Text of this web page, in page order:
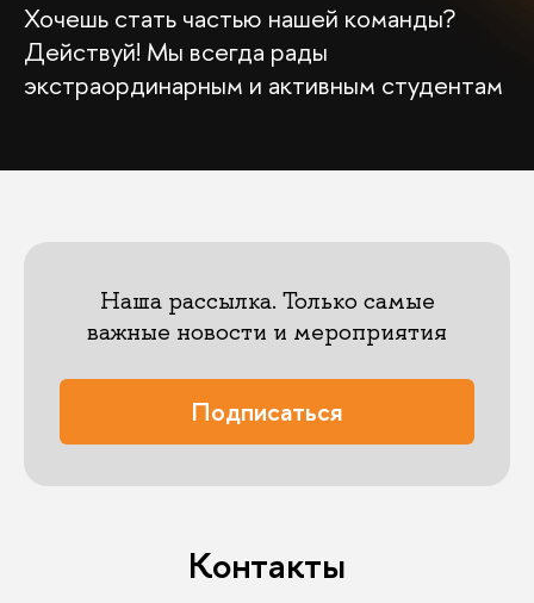
Хочешь стать частью нашей команды?
Действуй! Мы всегда рады
экстраординарным и активным студентам
Наша рассылка. Только самые
важные новости и мероприятия
Подписаться
Контакты